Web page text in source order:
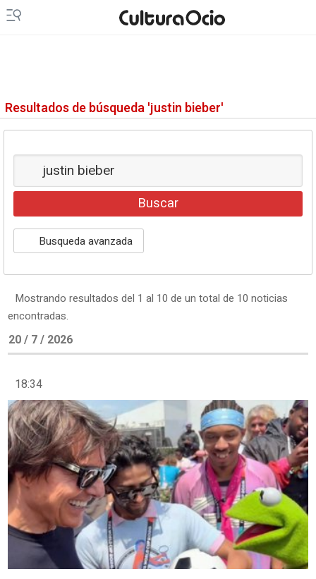
Resultados de búsqueda 'justin bieber'
Busqueda avanzada
Mostrando resultados del 1 al 10 de un total de 10 noticias
encontradas.
20 / 7 / 2026
18:34